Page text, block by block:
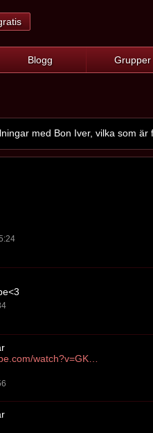
Blogg Grupper
med Bon Iver, vilka som är